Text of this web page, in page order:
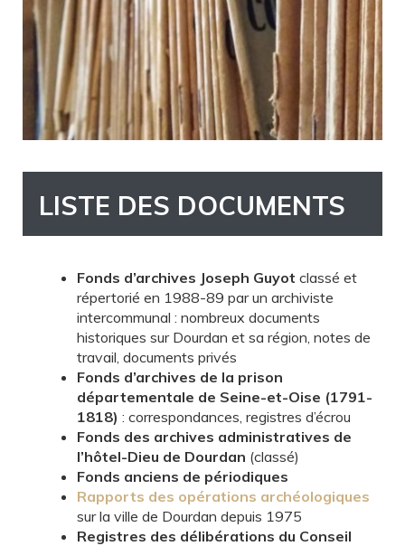
LISTE DES DOCUMENTS
Fonds d’archives Joseph Guyot classé et
répertorié en 1988-89 par un archiviste
intercommunal : nombreux documents
historiques sur Dourdan et sa région, notes de
travail, documents privés
Fonds d’archives de la prison
départementale de Seine-et-Oise (1791-
1818) : correspondances, registres d’écrou
Fonds des archives administratives de
l’hôtel-Dieu de Dourdan (classé)
Fonds anciens de périodiques
Rapports des opérations archéologiques
sur la ville de Dourdan depuis 1975
Registres des délibérations du Conseil